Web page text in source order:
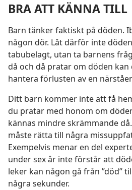
BRA ATT KÄNNA TILL
Barn tänker faktiskt på döden.
någon dör. Låt därför inte
tabubelagt, utan ta barnens
då och då pratar om döden
hantera förlusten av en
Ditt barn kommer inte att få
du pratar med honom om
kännas mindre skrämmande
måste rätta till några
Exempelvis menar en del
under sex år inte förstår att
leker kan någon gå från ”död”
några sekunder.